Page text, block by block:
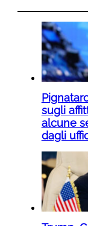
sugli
alcune
dagli